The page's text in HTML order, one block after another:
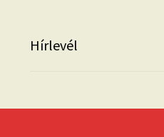
Hírlevél